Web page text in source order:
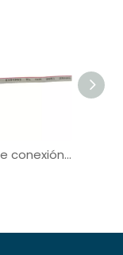
Cable de conexión Cable plano de cinta UL2651